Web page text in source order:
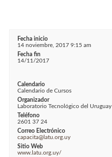
Fecha inicio
14 noviembre, 2017 9:15 am
Fecha fin
14/11/2017
Calendario
Calendario de Cursos
Organizador
Laboratorio Tecnológico del Uruguay
Teléfono
2601 37 24
Correo Electrónico
capacita@latu.org.uy
Sitio Web
www.latu.org.uy/